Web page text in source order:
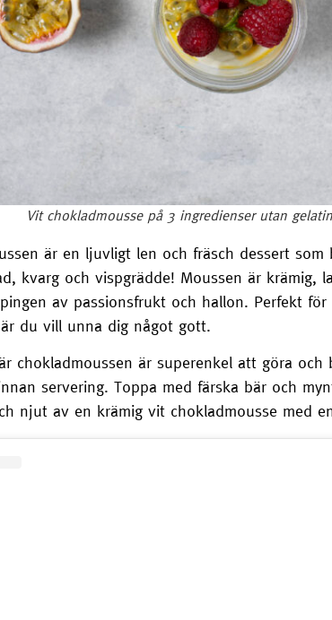
Vit chokladmousse på 3 ingredienser utan
är en ljuvligt len och fräsch dessert som
kvarg och vispgrädde! Moussen är krämig,
av passionsfrukt och hallon. Perfekt
du vill unna dig något gott.
chokladmoussen är superenkel att göra
servering. Toppa med färska bär och
njut av en krämig vit chokladmousse med